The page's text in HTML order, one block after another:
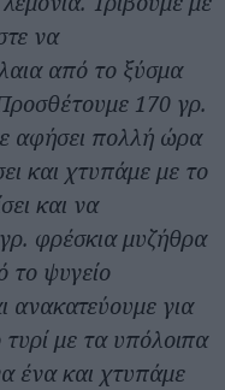
να
από το ξύσμα
170 γρ.
αφήσει πολλή ώρα
και χτυπάμε με το
και να
φρέσκια μυζήθρα
το ψυγείο
ανακατεύουμε για
με τα υπόλοιπα
ένα και χτυπάμε